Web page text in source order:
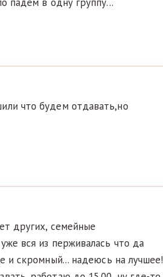
что будем отдавать,но
других, семейные
вся из перживалась что да
и скромный... надеюсь на лучшее!